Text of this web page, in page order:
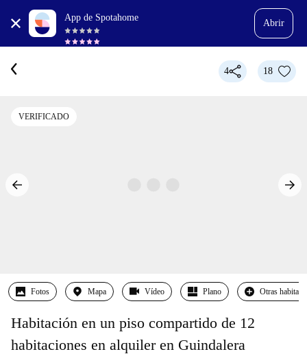
App de Spotahome
Abrir
4 18
VERIFICADO
Fotos Mapa Vídeo Plano Otras
Habitación en un piso compartido de 12
habitaciones en alquiler en Guindalera